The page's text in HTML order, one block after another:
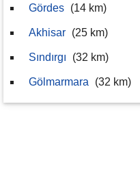
Gördes (14 km)
Akhisar (25 km)
Sındırgı (32 km)
Gölmarmara (32 km)